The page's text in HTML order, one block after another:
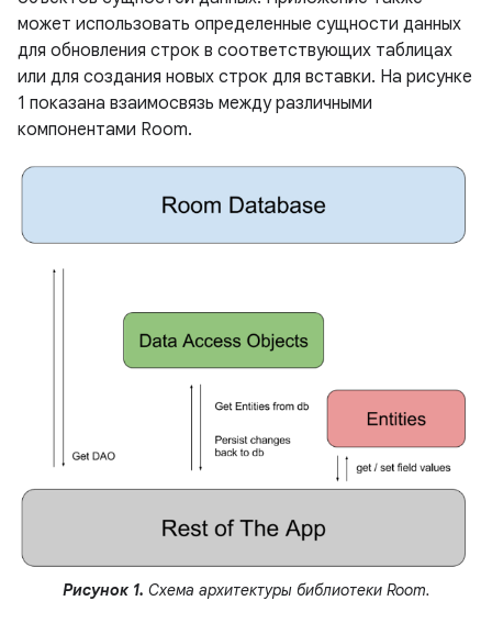
может использовать определенные сущности данных
для обновления строк в соответствующих таблицах
или для создания новых строк для вставки. На рисунке
1 показана взаимосвязь между различными
компонентами Room.
Рисунок 1. Схема архитектуры библиотеки Room.